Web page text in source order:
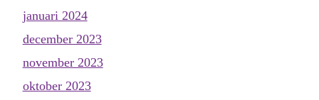
januari 2024
december 2023
november 2023
oktober 2023